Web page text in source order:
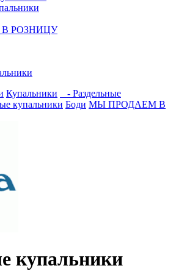
РОЗНИЦУ
Купальники
- Раздельные
купальники Боди МЫ ПРОДАЕМ В
купальники